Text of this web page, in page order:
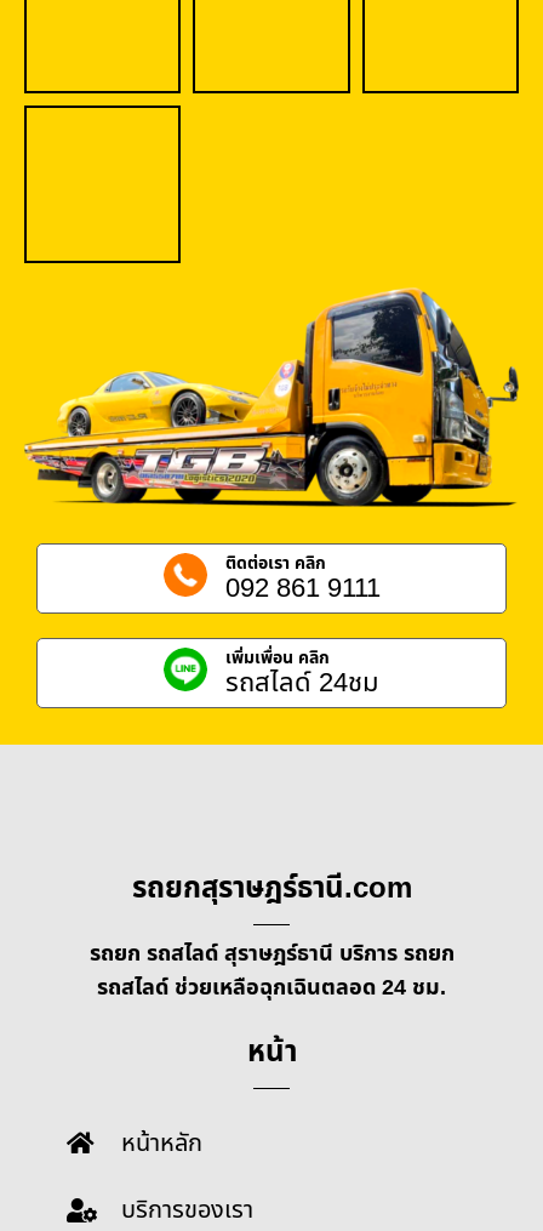
ติดต่อเรา คลิก
092 861 9111
เพิ่มเพื่อน คลิก
รถสไลด์ 24ชม
รถยกสุราษฎร์ธานี.com
รถยก รถสไลด์ สุราษฎร์ธานี บริการ รถยก
รถสไลด์ ช่วยเหลือฉุกเฉินตลอด 24 ชม.
หน้า
หน้าหลัก
บริการของเรา